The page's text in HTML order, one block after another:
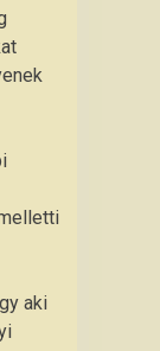
aki